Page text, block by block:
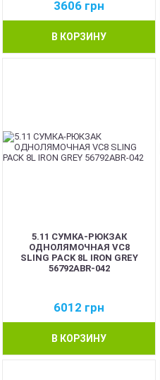
3606 грн
В КОРЗИНУ
5.11 CУМКА-РЮКЗАК
ОДНОЛЯМОЧНАЯ VC8
SLING PACK 8L IRON GREY
56792ABR-042
6012 грн
В КОРЗИНУ